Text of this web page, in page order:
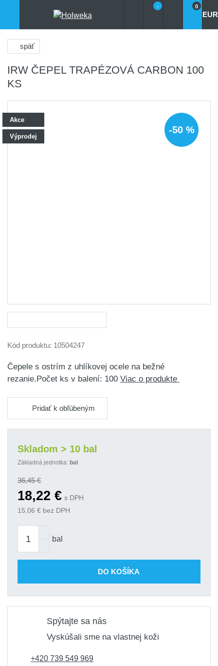
- 0
EUR
späť
IRW ČEPEL TRAPÉZOVÁ CARBON 100
KS
Akce
Výprodej
-50 %
Kód produktu: 10504247
Čepele s ostrím z uhlíkovej ocele na bežné
rezanie.Počet ks v balení: 100 Viac o produkte
Pridať k obľúbeným
Skladom > 10 bal
Základná jednotka: bal
36,45€
18,22 € s DPH
15,06 € bez DPH
bal
DO KOŠÍKA
Spýtajte sa nás
Vyskúšali sme na vlastnej koži
+420 739 549 969